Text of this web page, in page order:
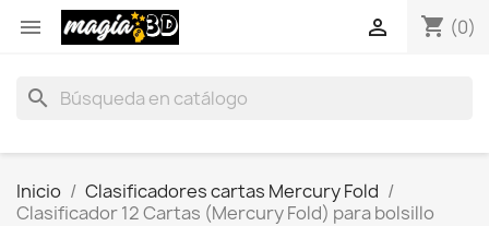
 shopping_cart (0)

search
Inicio
Clasificadores cartas Mercury Fold
Clasificador 12 Cartas (Mercury Fold) para bolsillo